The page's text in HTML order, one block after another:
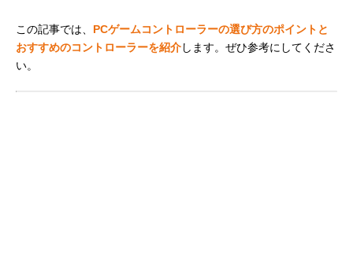
この記事では、 PCゲームコントローラーの選び方のポイントと
おすすめのコントローラーを紹介します。ぜひ参考にしてくださ
い。